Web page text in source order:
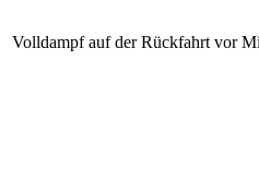
Volldampf auf der Rückfahrt vor